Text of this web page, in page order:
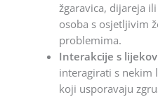
žgaravica, dijareja
osoba s osjetljivim
problemima.
Interakcije s
interagirati s nekim
koji usporavaju